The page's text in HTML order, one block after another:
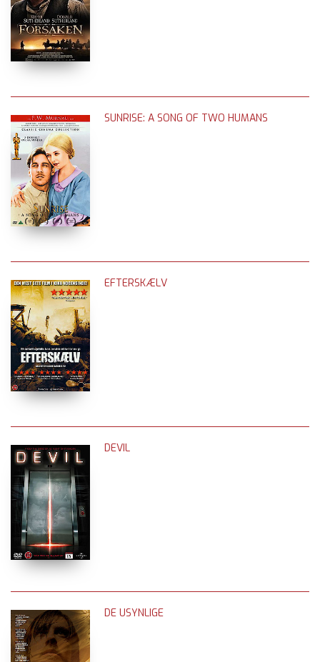
SUNRISE: A SONG OF TWO HUMANS
EFTERSKÆLV
DEVIL
DE USYNLIGE